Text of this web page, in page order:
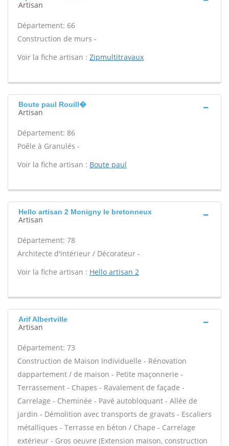
Artisan
Département: 66
Construction de murs -
Voir la fiche artisan : Zipmultitravaux
Boute paul Rouill�
Artisan
Département: 86
Poêle à Granulés -
Voir la fiche artisan : Boute paul
Hello artisan 2 Monigny le bretonneux
Artisan
Département: 78
Architecte d'intérieur / Décorateur -
Voir la fiche artisan : Hello artisan 2
Arif Albertville
Artisan
Département: 73
Construction de Maison Individuelle - Rénovation
dappartement / de maison - Petite maçonnerie -
Terrassement - Chapes - Ravalement de façade -
Carrelage - Cheminée - Pavé autobloquant - Allée de
jardin - Démolition avec transports de gravats - Escaliers
métalliques - Terrasse en béton / Chape - Carrelage
extérieur - Gros oeuvre (Extension maison, construction